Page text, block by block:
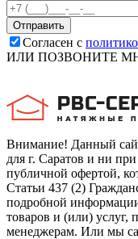
Согласен с
ИЛИ ПОЗВОНИТЕ
Внимание! Данный
для г. Саратов и ни
публичной офертой,
Статьи 437 (2)
подробной
товаров и (или) услуг,
менеджерам. Или мы